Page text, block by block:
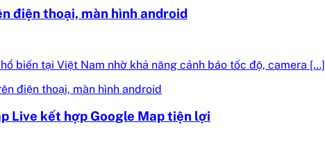
điện thoại, màn hình android
biến tại Việt Nam nhờ khả năng cảnh báo tốc độ, camera […]
Live kết hợp Google Map tiện lợi